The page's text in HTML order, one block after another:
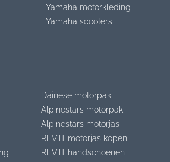
Yamaha motorkleding
Yamaha scooters
Dainese motorpak
Alpinestars motorpak
Alpinestars motorjas
REV’IT motorjas kopen
REV’IT handschoenen